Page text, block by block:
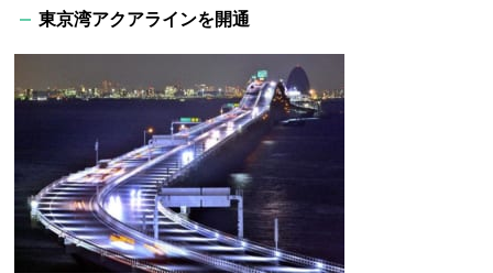
東京湾アクアラインを開通